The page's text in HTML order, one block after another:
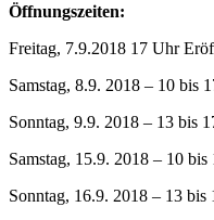
Öffnungszeiten:
Freitag, 7.9.2018 17 Uhr
Samstag, 8.9. 2018 – 10 bis
Sonntag, 9.9. 2018 – 13 bis
Samstag, 15.9. 2018 – 10
Sonntag, 16.9. 2018 – 13 bis